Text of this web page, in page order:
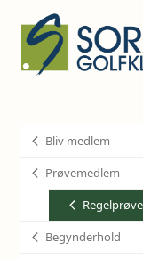
Bliv medlem
Prøvemedlem
Regelprøve
Begynderhold